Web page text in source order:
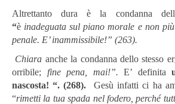
Altrettanto dura è la condanna
“è inadeguata sul piano morale e non
penale. E’ inammissibile!” (263).
Chiara anche la condanna dello stesso
orribile; fine pena, mai!”.E’ definita
nascosta! “. (268). Gesù infatti ci ha
“rimetti la tua spada nel fodero, perché